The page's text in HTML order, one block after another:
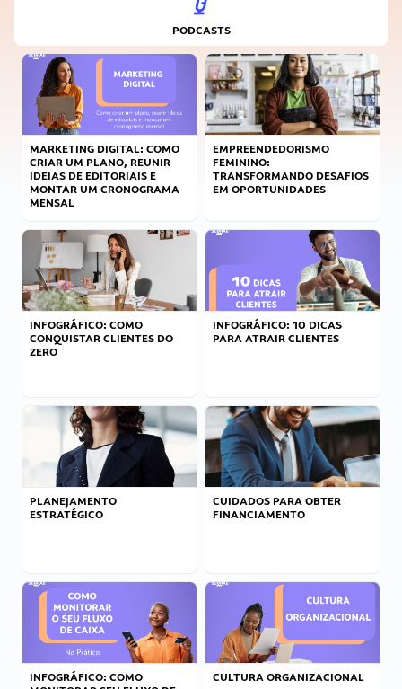
PODCASTS
MARKETING DIGITAL: COMO
CRIAR UM PLANO, REUNIR
IDEIAS DE EDITORIAIS E
MONTAR UM CRONOGRAMA
MENSAL
EMPREENDEDORISMO
FEMININO:
TRANSFORMANDO DESAFIOS
EM OPORTUNIDADES
INFOGRÁFICO: COMO
CONQUISTAR CLIENTES DO
ZERO
INFOGRÁFICO: 10 DICAS
PARA ATRAIR CLIENTES
PLANEJAMENTO
ESTRATÉGICO
CUIDADOS PARA OBTER
FINANCIAMENTO
INFOGRÁFICO: COMO
CULTURA ORGANIZACIONAL